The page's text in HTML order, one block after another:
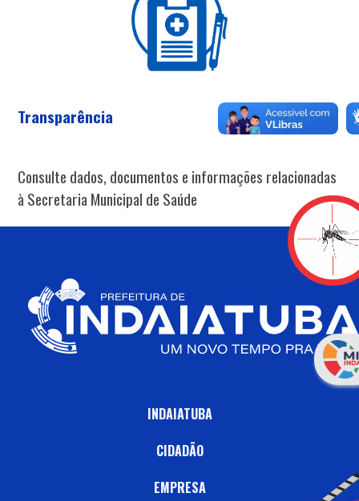
Transparência
Consulte dados, documentos e informações relacionadas
à Secretaria Municipal de Saúde
INDAIATUBA
CIDADÃO
EMPRESA